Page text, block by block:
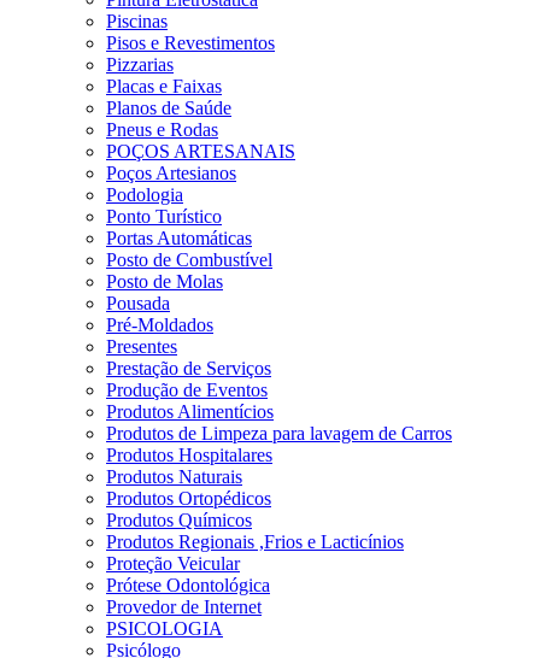
Piscinas
Pisos e Revestimentos
Pizzarias
Placas e Faixas
Planos de Saúde
Pneus e Rodas
POÇOS ARTESANAIS
Poços Artesianos
Podologia
Ponto Turístico
Portas Automáticas
Posto de Combustível
Posto de Molas
Pousada
Pré-Moldados
Presentes
Prestação de Serviços
Produção de Eventos
Produtos Alimentícios
Produtos de Limpeza para lavagem de Carros
Produtos Hospitalares
Produtos Naturais
Produtos Ortopédicos
Produtos Químicos
Produtos Regionais ,Frios e Lacticínios
Proteção Veicular
Prótese Odontológica
Provedor de Internet
PSICOLOGIA
Psicólogo